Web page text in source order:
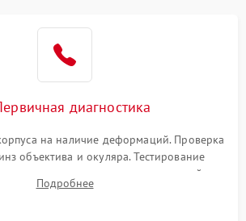
диагностика
на наличие деформаций. Проверка
объектива и окуляра. Тестирование
ввода поправок, кольца отстройки
зума. Выявление сколов, внутренних
Подробнее